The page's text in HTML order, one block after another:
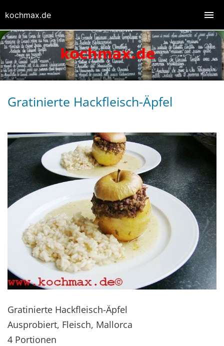
Gratinierte Hackfleisch-Äpfel
Gratinierte Hackfleisch-Äpfel
Ausprobiert, Fleisch, Mallorca
4 Portionen
kochmax.de